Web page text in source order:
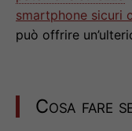
smartphone sicuri
può offrire
Cosa fare